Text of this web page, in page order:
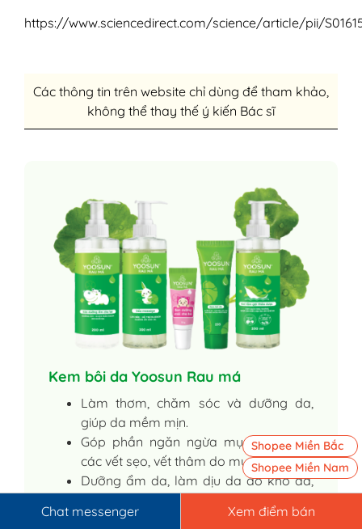
https://www.sciencedirect.com/science/article/pii/
Các thông tin trên website chỉ dùng để tham khảo,
không thể thay thế ý kiến Bác sĩ
Kem bôi da Yoosun Rau má
Làm thơm, chăm sóc và dưỡng da,
giúp da mềm mịn.
Góp phần ngăn ngừa mụn. Làm mờ
các vết sẹo, vết thâm do mụn.
Dưỡng ẩm da, làm dịu da do khô da,
trẻ sơ sinh và trẻ nhỏ, bao gồm cả vết
Chat messenger Xem điểm bán
Shopee Miền Bắc
Shopee Miền Nam